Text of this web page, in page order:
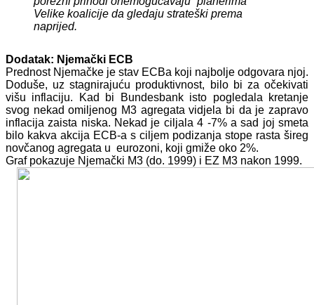
Velike koalicije da gledaju strateški prema
naprijed.
Dodatak: Njemački ECB
Prednost Njemačke je stav ECBa koji najbolje odgovara njoj.
Doduše, uz stagnirajuću produktivnost, bilo bi za očekivati
višu inflaciju. Kad bi Bundesbank isto pogledala kretanje
svog nekad omiljenog M3 agregata vidjela bi da je zapravo
inflacija zaista niska. Nekad je ciljala 4 -7% a sad joj smeta
bilo kakva akcija ECB-a s ciljem podizanja stope rasta šireg
novčanog agregata u eurozoni, koji gmiže oko 2%.
Graf pokazuje Njemački M3 (do. 1999) i EZ M3 nakon 1999.